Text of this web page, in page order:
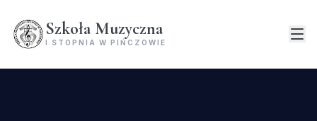
Szkoła Muzyczna
I STOPNIA W PIŃCZOWIE